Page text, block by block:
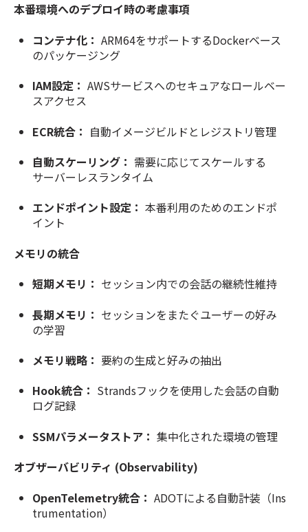
本番環境へのデプロイ時の考慮事項
コンテナ化： ARM64をサポートするDockerベース
のパッケージング
IAM設定： AWSサービスへのセキュアなロールベー
スアクセス
ECR統合： 自動イメージビルドとレジストリ管理
自動スケーリング： 需要に応じてスケールする
サーバーレスランタイム
エンドポイント設定： 本番利用のためのエンドポ
イント
メモリの統合
短期メモリ： セッション内での会話の継続性維持
長期メモリ： セッションをまたぐユーザーの好み
の学習
メモリ戦略： 要約の生成と好みの抽出
Hook統合： Strandsフックを使用した会話の自動
ログ記録
SSMパラメータストア： 集中化された環境の管理
オブザーバビリティ (Observability)
OpenTelemetry統合： ADOTによる自動計装（Ins
trumentation）